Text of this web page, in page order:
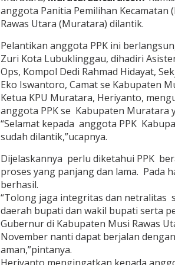
k
anggota Panitia Pemilihan Kecamatan
Rawas Utara (Muratara) dilantik.
Pelantikan anggota PPK ini
Zuri Kota Lubuklinggau, dihadiri
Ops, Kompol Dedi Rahmad Hidayat,
Eko Iswantoro, Camat se Kabupaten
Ketua KPU Muratara, Heriyanto,
anggota PPK se Kabupaten Muratara
“Selamat kepada anggota PPK
sudah dilantik,”ucapnya.
Dijelaskannya perlu diketahui PPK
proses yang panjang dan lama. Pada
berhasil.
“Tolong jaga integritas dan netralitas
daerah bupati dan wakil bupati serta
Gubernur di Kabupaten Musi Rawas
November nanti dapat berjalan
aman,”pintanya.